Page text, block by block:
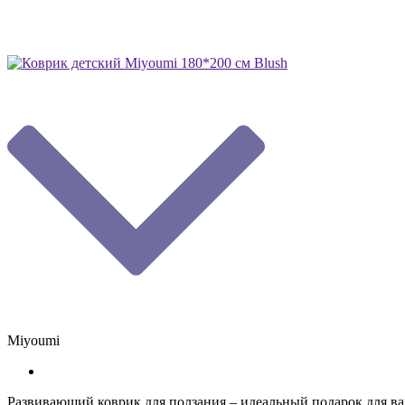
Miyoumi
Развивающий коврик для ползания – идеальный подарок для